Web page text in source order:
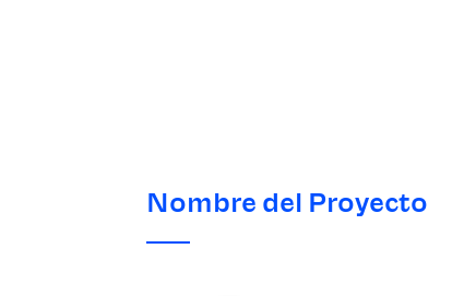
Nombre del Proyecto